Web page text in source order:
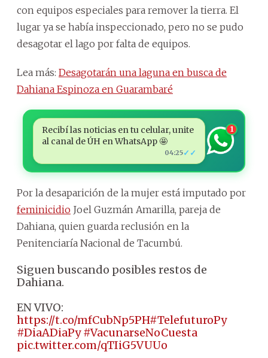
con equipos especiales para remover la tierra. El
lugar ya se había inspeccionado, pero no se pudo
desagotar el lago por falta de equipos.
Lea más: Desagotarán una laguna en busca de
Dahiana Espinoza en Guarambaré
Recibí las noticias en tu celular, unite
al canal de ÚH en WhatsApp 🤩
04:25✓✓
1
Por la desaparición de la mujer está imputado por
feminicidio Joel Guzmán Amarilla, pareja de
Dahiana, quien guarda reclusión en la
Penitenciaría Nacional de Tacumbú.
Siguen buscando posibles restos de
Dahiana.
EN VIVO:
https://t.co/mfCubNp5PH#TelefuturoPy
#DiaADiaPy #VacunarseNoCuesta
pic.twitter.com/qTIiG5VUUo